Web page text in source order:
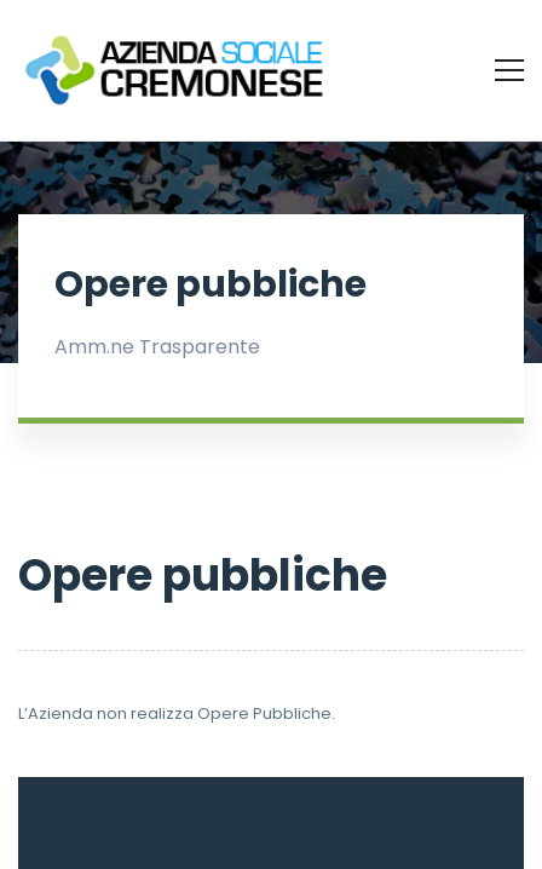
Opere pubbliche
Amm.ne Trasparente
Opere pubbliche
L’Azienda non realizza Opere Pubbliche.